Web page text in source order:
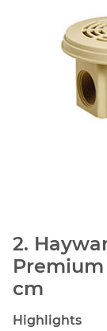
2.
cm
Highlights